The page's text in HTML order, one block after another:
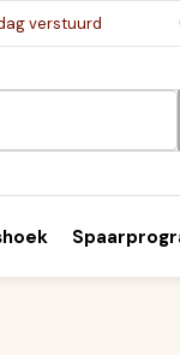
verstuurd